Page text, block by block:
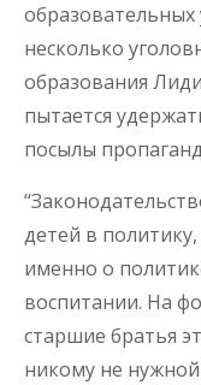
несколько
образования
пытается
посылы
детей в
именно о
воспитании. На
старшие братья
никому не